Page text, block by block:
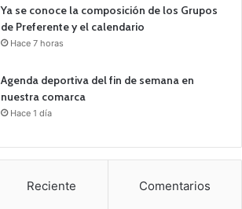
Ya se conoce la composición de los Grupos
de Preferente y el calendario
Hace 7 horas
Agenda deportiva del fin de semana en
nuestra comarca
Hace 1 día
Reciente Comentarios